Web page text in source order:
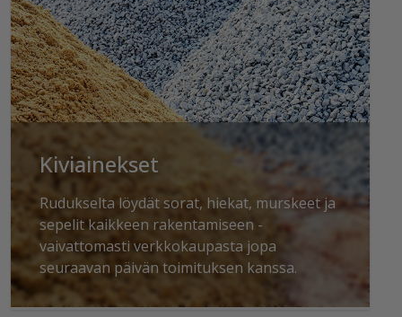
Kiviainekset
Rudukselta löydät sorat, hiekat, murskeet ja
sepelit kaikkeen rakentamiseen -
vaivattomasti verkkokaupasta jopa
seuraavan päivän toimituksen kanssa.